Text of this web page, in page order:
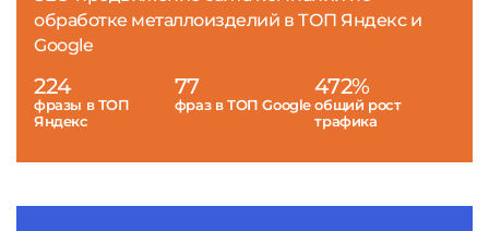
обработке металлоизделий в ТОП Яндекс и
Google
224
фразы в ТОП
Яндекс
77
фраз в ТОП Google
472%
общий рост
трафика